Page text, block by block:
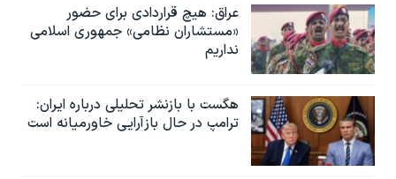
عراق: هیچ قراردادی برای حضور
«مستشاران نظامی» جمهوری اسلامی
نداریم
هگست با بازنشر تحلیلی درباره ایران:
ترامپ در حال بازآرایی خاورمیانه است